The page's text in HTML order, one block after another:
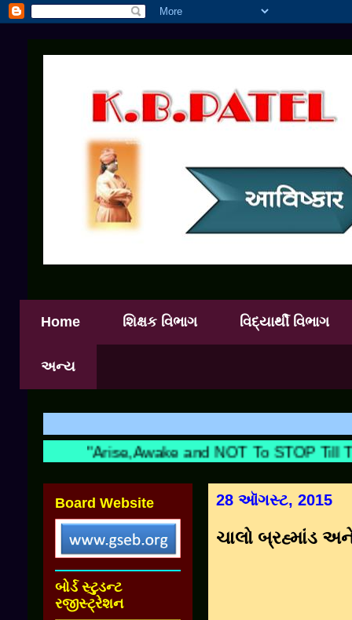
Home શિક્ષક વિભાગ વિદ્યાર્થી વિભાગ
અન્ય
"Arise,Awake and NOT To STOP Till
28 ઑગસ્ટ, 2015
ચાલો બ્રહ્માંડ
Board Website
બોર્ડ સ્ટુડન્ટ
રજીસ્ટ્રેશન